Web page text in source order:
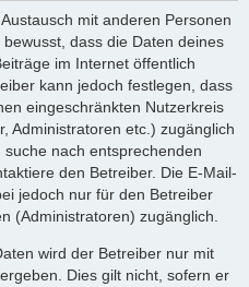
mit anderen Personen
dass die Daten deines
im Internet öffentlich
kann jedoch festlegen, dass
eingeschränkten Nutzerkreis
Administratoren etc.) zugänglich
nach entsprechenden
den Betreiber. Die E-Mail-
jedoch nur für den Betreiber
(Administratoren) zugänglich.
wird der Betreiber nur mit
Dies gilt nicht, sofern er